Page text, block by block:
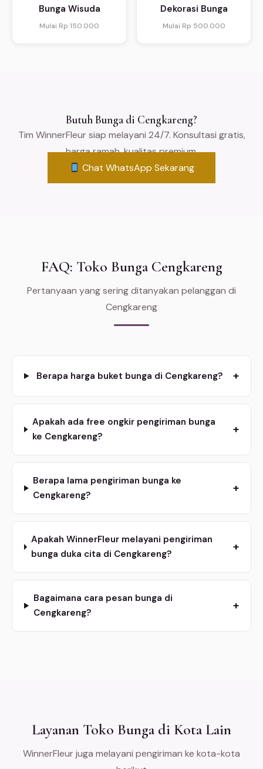
Bunga Wisuda
Mulai Rp 150.000
Dekorasi Bunga
Mulai Rp 500.000
Butuh Bunga di Cengkareng?
Tim WinnerFleur siap melayani 24/7. Konsultasi gratis,
harga ramah, kualitas premium.
Chat WhatsApp Sekarang
FAQ: Toko Bunga Cengkareng
Pertanyaan yang sering ditanyakan pelanggan di
Cengkareng
Berapa harga buket bunga di Cengkareng? +
Apakah ada free ongkir pengiriman bunga
ke Cengkareng?
+
Berapa lama pengiriman bunga ke
Cengkareng?
+
Apakah WinnerFleur melayani pengiriman
bunga duka cita di Cengkareng?
+
Bagaimana cara pesan bunga di
Cengkareng?
+
Layanan Toko Bunga di Kota Lain
WinnerFleur juga melayani pengiriman ke kota-kota